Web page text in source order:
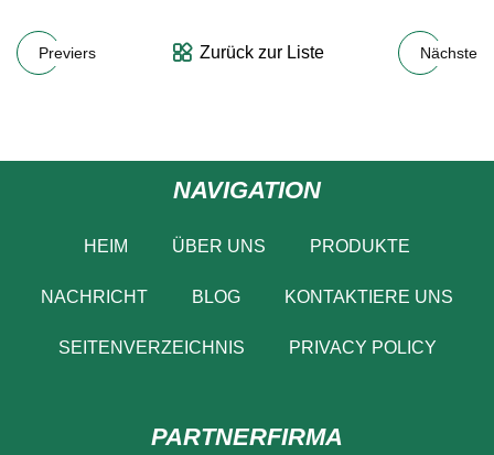
Previers Zurück zur Liste Nächste
NAVIGATION
HEIM ÜBER UNS PRODUKTE
NACHRICHT BLOG KONTAKTIERE UNS
SEITENVERZEICHNIS PRIVACY POLICY
PARTNERFIRMA